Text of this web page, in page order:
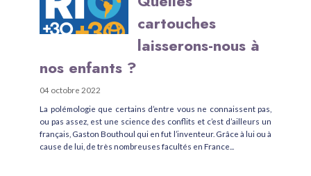
cartouches
laisserons-nous à
nos enfants ?
04 octobre 2022
La polémologie que certains d’entre vous ne connaissent pas,
ou pas assez, est une science des conflits et c’est d’ailleurs un
français, Gaston Bouthoul qui en fut l’inventeur. Grâce à lui ou à
cause de lui, de très nombreuses facultés en France...